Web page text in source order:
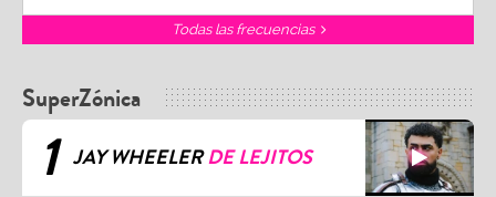
Todas las frecuencias
SuperZónica
1 JAY WHEELERDE LEJITOS